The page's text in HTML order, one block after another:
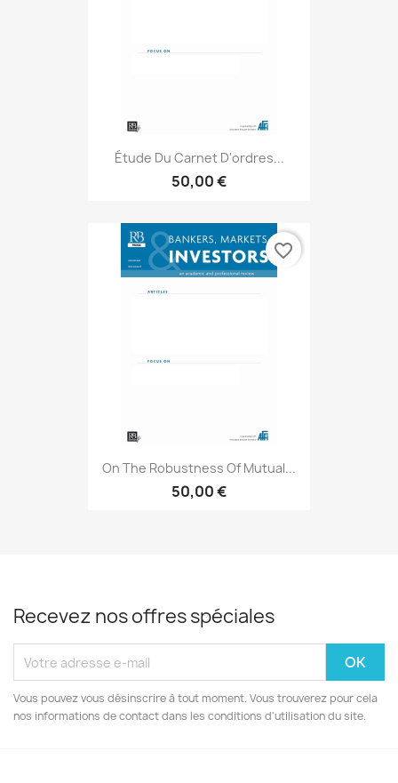
Étude Du Carnet D'ordres...
50,00 €
On The Robustness Of Mutual...
50,00 €
favorite_border
Recevez nos offres spéciales
Vous pouvez vous désinscrire à tout moment. Vous trouverez pour cela
nos informations de contact dans les conditions d'utilisation du site.